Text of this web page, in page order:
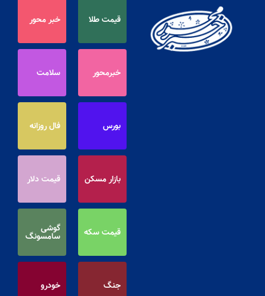
قیمت طلا خبر محور
خبرمحور سلامت
بورس فال روزانه
بازار مسکن قیمت دلار
قیمت سکه گوشی
سامسونگ
جنگ خودرو